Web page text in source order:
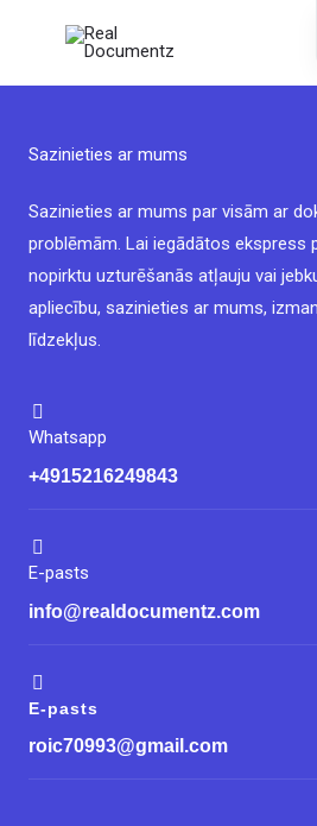
Sazinieties ar mums
Sazinieties ar mums par visām ar
problēmām. Lai iegādātos ekspress
nopirktu uzturēšanās atļauju vai
apliecību, sazinieties ar mums,
līdzekļus.
Whatsapp
+4915216249843
E-pasts
info@realdocumentz.com
E-pasts
roic70993@gmail.com